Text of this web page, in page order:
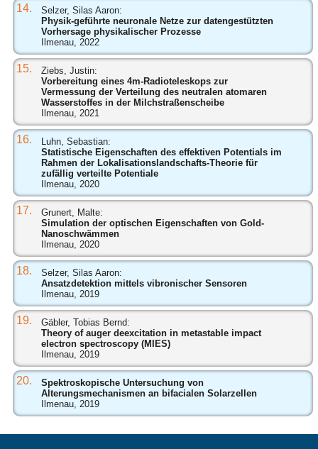
14.
Selzer, Silas Aaron:
Physik-geführte neuronale Netze zur datengestützten
Vorhersage physikalischer Prozesse
Ilmenau, 2022
15.
Ziebs, Justin:
Vorbereitung eines 4m-Radioteleskops zur
Vermessung der Verteilung des neutralen atomaren
Wasserstoffes in der Milchstraßenscheibe
Ilmenau, 2021
16.
Luhn, Sebastian:
Statistische Eigenschaften des effektiven Potentials im
Rahmen der Lokalisationslandschafts-Theorie für
zufällig verteilte Potentiale
Ilmenau, 2020
17.
Grunert, Malte:
Simulation der optischen Eigenschaften von Gold-
Nanoschwämmen
Ilmenau, 2020
18.
Selzer, Silas Aaron:
Ansatzdetektion mittels vibronischer Sensoren
Ilmenau, 2019
19.
Gäbler, Tobias Bernd:
Theory of auger deexcitation in metastable impact
electron spectroscopy (MIES)
Ilmenau, 2019
20.
Spektroskopische Untersuchung von
Alterungsmechanismen an bifacialen Solarzellen
Ilmenau, 2019